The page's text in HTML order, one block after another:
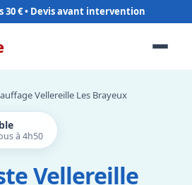
30 €
Vellereille Les Brayeux
à 4h50
Vellereille